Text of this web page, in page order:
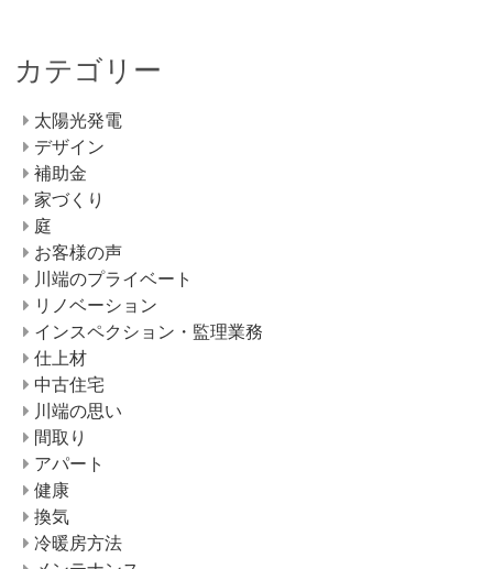
カテゴリー
太陽光発電
デザイン
補助金
家づくり
庭
お客様の声
川端のプライベート
リノベーション
インスペクション・監理業務
仕上材
中古住宅
川端の思い
間取り
アパート
健康
換気
冷暖房方法